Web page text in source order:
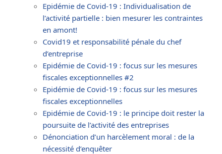
Epidémie de Covid-19 : Individualisation de
l’activité partielle : bien mesurer les contraintes
en amont!
Covid19 et responsabilité pénale du chef
d’entreprise
Epidémie de Covid-19 : focus sur les mesures
fiscales exceptionnelles #2
Epidémie de Covid-19 : focus sur les mesures
fiscales exceptionnelles
Epidémie de Covid-19 : le principe doit rester la
poursuite de l’activité des entreprises
Dénonciation d’un harcèlement moral : de la
nécessité d’enquêter